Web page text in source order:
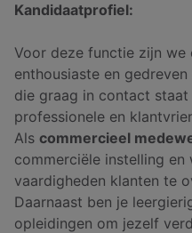
Kandidaatprofiel:
Voor deze functie zijn we
enthousiaste en gedreven
die graag in contact
professionele en
Als commercieel
commerciële instelling
vaardigheden klanten te
Daarnaast ben je
opleidingen om jezelf